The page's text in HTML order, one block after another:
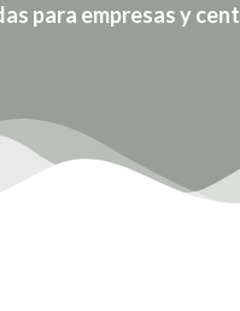
para empresas y